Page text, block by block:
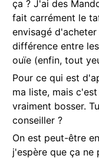
ça ? J'ai des
fait carrément le
envisagé
différence entre
ouïe (enfin, tout
Pour ce qui est
ma liste, mais
vraiment bosser.
conseiller ?
On est peut-être
j'espère que ça ne